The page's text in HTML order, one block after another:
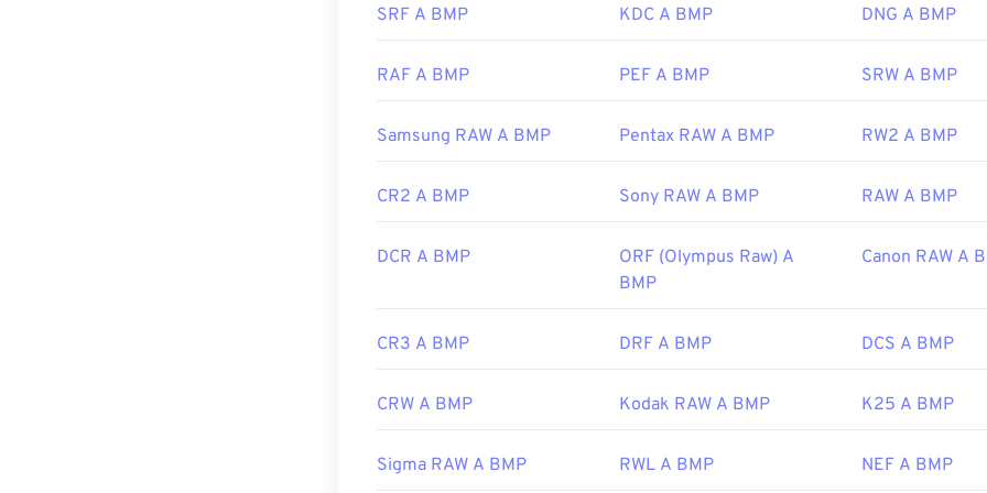
CorelDRAW. Altre applicazioni che possono aprire i file BMP includono Adobe
Data di rilascio iniziale:
Link utili:
https://docs.microsoft.com/en-us/windows/win32/gdi/bitmaps
SRF A BMP KDC A BMP DNG A BMP
RAF A BMP PEF A BMP SRW A BMP
Samsung RAW A BMP Pentax RAW A BMP RW2 A BMP
CR2 A BMP Sony RAW A BMP RAW A BMP
DCR A BMP
ORF (Olympus Raw) A
BMP
Canon RAW A
CR3 A BMP DRF A BMP DCS A BMP
CRW A BMP Kodak RAW A BMP K25 A BMP
Sigma RAW A BMP RWL A BMP NEF A BMP